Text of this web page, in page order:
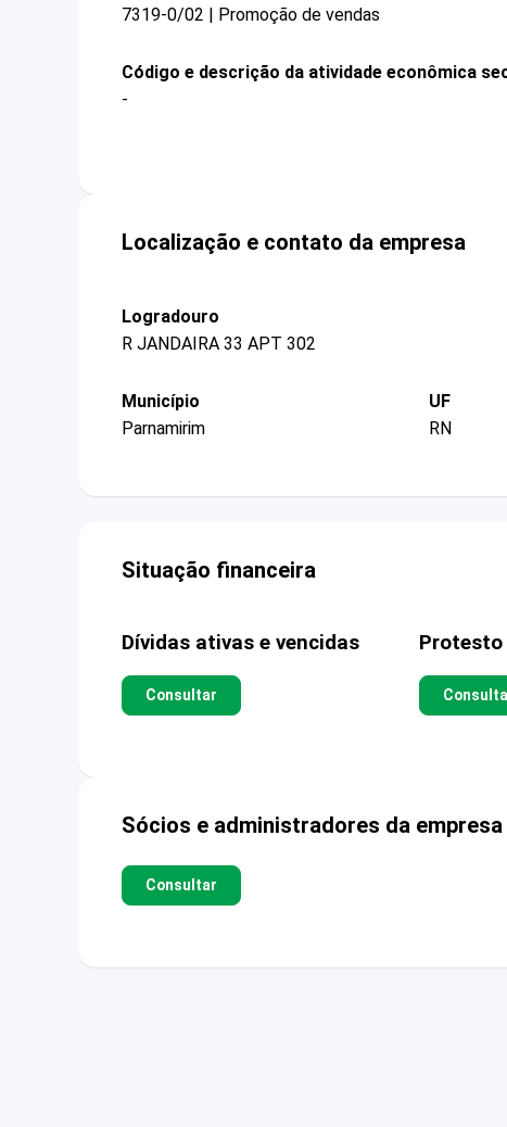
7319-0/02 | Promoção de vendas
Código e descrição da atividade econômica
-
Localização e contato da empresa
Logradouro
R JANDAIRA 33 APT 302
Município
Parnamirim
UF
RN
Situação financeira
Dívidas ativas e vencidas
Consultar
Protesto
Sócios e administradores da empresa
Consultar